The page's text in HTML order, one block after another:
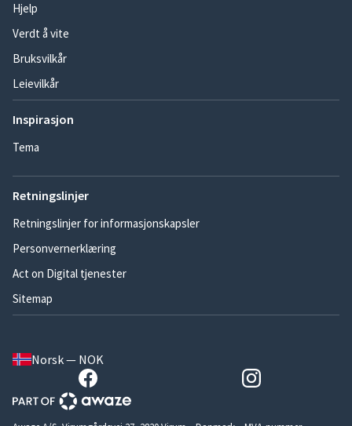
Hjelp
Verdt å vite
Bruksvilkår
Leievilkår
Inspirasjon
Tema
Retningslinjer
Retningslinjer for informasjonskapsler
Personvernerklæring
Act on Digital tjenester
Sitemap
Norsk — NOK